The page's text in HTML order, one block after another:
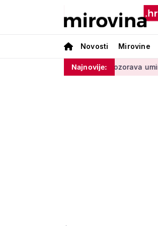
Novosti Mirovine
Najnovije:
Policija upozorava umirovljenike: